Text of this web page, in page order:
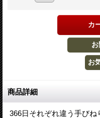
商品詳細
366日それぞれ違う手び